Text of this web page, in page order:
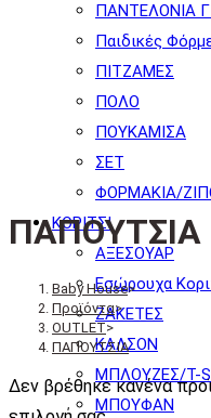
ΠΑΝΤΕΛΟΝΙΑ
Παιδικές
ΠΙΤΖΑΜΕΣ
ΠΟΛΟ
ΠΟΥΚΑΜΙΣΑ
ΣΕΤ
ΦΟΡΜΑΚΙΑ/
ΚΟΡΙΤΣΙ
ΑΞΕΣΟΥΑΡ
Εσώρουχα
ΖΑΚΕΤΕΣ
ΚΑΛΣΟΝ
ΜΠΛΟΥΖΕΣ/T-
ΜΠΟΥΦΑΝ
ΠΑΠΟΥΤΣΙΑ
Baby House>
Προϊόντα>
OUTLET>
ΠΑΠΟΥΤΣΙΑ
Δεν βρέθηκε κανένα